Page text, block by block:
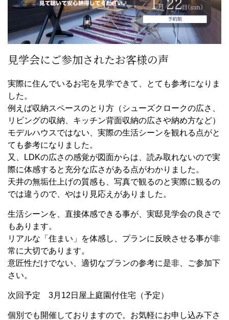
見学会にご参加されたお客様の声
実際に住んでいるお宅を見学できて、とても参考になりま
した。
例えば収納スペースのとり方（シューズクロークの広さ、
リビングの収納、キッチン背面収納の広さや納め方など）
モデルハウスではない、実際の生活シーンを観れる点がと
ても参考になりました。
又、LDKの広さの感覚が図面からは、読み取れないので実
際に体感すると充分な広さがある点がわかりました。
天井の無垢仕上げの質感も、写真で観るのと実際に観るの
では違うので、やはり見応えがありました。
生活シーンを、直接体感できる事が、実邸見学会の良さで
もあります。
リアルな「住まい」を体感し、プランに反映させる事が非
常に大切であります。
意匠性だけでない、適切なプランの参考に是非、ご参加下
さい。
次回予定 3月12日屋上庭園付住宅（予定）
個別でも開催しておりますので。お気軽にお申し込み下さ